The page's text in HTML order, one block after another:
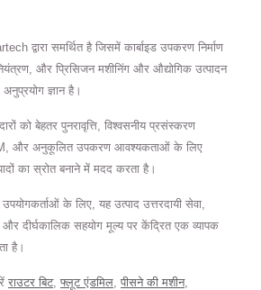
द्वारा समर्थित है जिसमें कार्बाइड उपकरण निर्माण
और प्रिसिजन मशीनिंग और औद्योगिक उत्पादन
अनुप्रयोग ज्ञान है।
को बेहतर पुनरावृत्ति, विश्वसनीय प्रसंस्करण
और अनुकूलित उपकरण आवश्यकताओं के लिए
का स्रोत बनाने में मदद करता है।
के लिए, यह उत्पाद उत्तरदायी सेवा,
और दीर्घकालिक सहयोग मूल्य पर केंद्रित एक व्यापक
है।
राउटर बिट, फ्लूट एंडमिल, पीसने की मशीन,